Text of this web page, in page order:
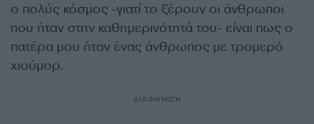
ο πολύς κόσμος -γιατί το ξέρουν οι άνθρωποι
που ήταν στην καθημερινότητά του- είναι πως ο
πατέρα μου ήταν ένας άνθρωπος με τρομερό
χιούμορ.
ΔΙΑΦΗΜΙΣΗ